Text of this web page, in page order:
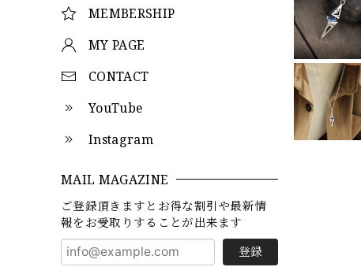
MEMBERSHIP
MY PAGE
CONTACT
YouTube
Instagram
MAIL MAGAZINE
ご登録頂きますとお得な割引や最新情
報をお受取りすることが出来ます
登録